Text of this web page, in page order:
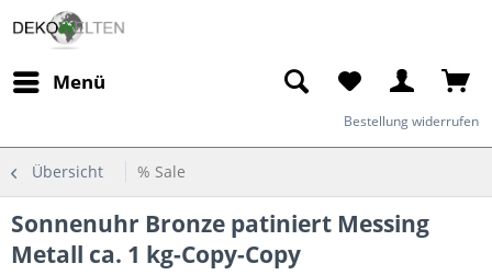
Menü
Bestellung widerrufen
Übersicht % Sale
Sonnenuhr Bronze patiniert Messing
Metall ca. 1 kg-Copy-Copy